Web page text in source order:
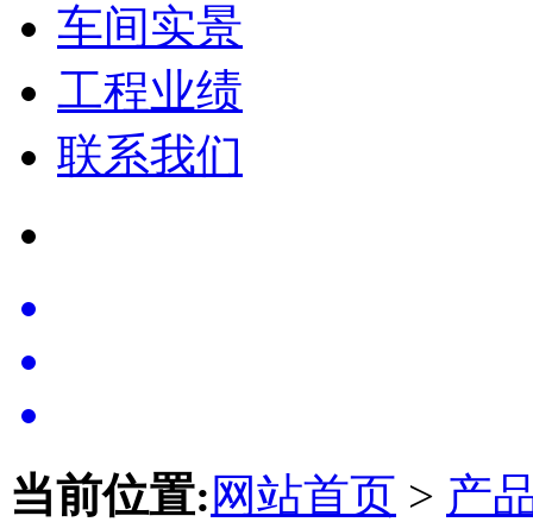
车间实景
工程业绩
联系我们
当前位置: 网站首页 > 产